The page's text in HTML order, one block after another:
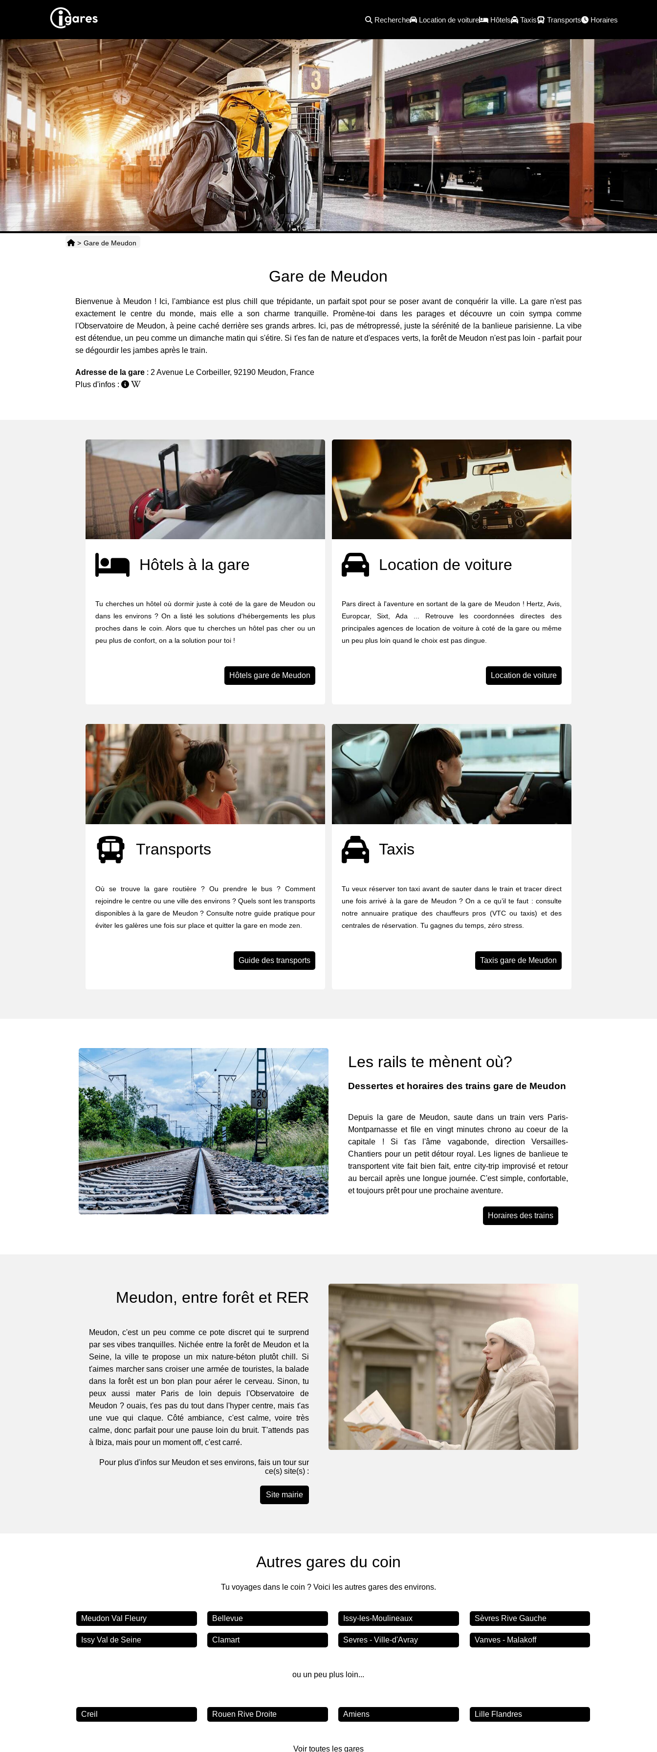
Recherche Location de voiture Hôtels Taxis Transports Horaires
> Gare de Meudon
Gare de Meudon
Bienvenue à Meudon ! Ici, l'ambiance est plus chill que trépidante, un parfait spot pour se poser avant de conquérir la ville. La gare n'est pas
exactement le centre du monde, mais elle a son charme tranquille. Promène-toi dans les parages et découvre un coin sympa comme
l'Observatoire de Meudon, à peine caché derrière ses grands arbres. Ici, pas de métropressé, juste la sérénité de la banlieue parisienne. La vibe
est détendue, un peu comme un dimanche matin qui s'étire. Si t'es fan de nature et d'espaces verts, la forêt de Meudon n'est pas loin - parfait pour
se dégourdir les jambes après le train.
Adresse de la gare : 2 Avenue Le Corbeiller, 92190 Meudon, France
Plus d'infos :
Hôtels à la gare
Tu cherches un hôtel où dormir juste à coté de la gare de Meudon ou
dans les environs ? On a listé les solutions d'hébergements les plus
proches dans le coin. Alors que tu cherches un hôtel pas cher ou un
peu plus de confort, on a la solution pour toi !
Hôtels gare de Meudon
Location de voiture
Pars direct à l'aventure en sortant de la gare de Meudon ! Hertz, Avis,
Europcar, Sixt, Ada ... Retrouve les coordonnées directes des
principales agences de location de voiture à coté de la gare ou même
un peu plus loin quand le choix est pas dingue.
Location de voiture
Transports
Où se trouve la gare routière ? Ou prendre le bus ? Comment
rejoindre le centre ou une ville des environs ? Quels sont les transports
disponibles à la gare de Meudon ? Consulte notre guide pratique pour
éviter les galères une fois sur place et quitter la gare en mode zen.
Guide des transports
Taxis
Tu veux réserver ton taxi avant de sauter dans le train et tracer direct
une fois arrivé à la gare de Meudon ? On a ce qu’il te faut : consulte
notre annuaire pratique des chauffeurs pros (VTC ou taxis) et des
centrales de réservation. Tu gagnes du temps, zéro stress.
Taxis gare de Meudon
Les rails te mènent où?
Dessertes et horaires des trains gare de Meudon
Depuis la gare de Meudon, saute dans un train vers Paris-
Montparnasse et file en vingt minutes chrono au coeur de la
capitale ! Si t'as l'âme vagabonde, direction Versailles-
Chantiers pour un petit détour royal. Les lignes de banlieue te
transportent vite fait bien fait, entre city-trip improvisé et retour
au bercail après une longue journée. C'est simple, confortable,
et toujours prêt pour une prochaine aventure.
Horaires des trains
Meudon, entre forêt et RER
Meudon, c'est un peu comme ce pote discret qui te surprend
par ses vibes tranquilles. Nichée entre la forêt de Meudon et la
Seine, la ville te propose un mix nature-béton plutôt chill. Si
t'aimes marcher sans croiser une armée de touristes, la balade
dans la forêt est un bon plan pour aérer le cerveau. Sinon, tu
peux aussi mater Paris de loin depuis l'Observatoire de
Meudon ? ouais, t'es pas du tout dans l'hyper centre, mais t'as
une vue qui claque. Côté ambiance, c'est calme, voire très
calme, donc parfait pour une pause loin du bruit. T'attends pas
à Ibiza, mais pour un moment off, c'est carré.
Pour plus d'infos sur Meudon et ses environs, fais un tour sur
ce(s) site(s) :
Site mairie
Autres gares du coin
Tu voyages dans le coin ? Voici les autres gares des environs.
Meudon Val Fleury Bellevue Issy-les-Moulineaux Sèvres Rive Gauche
Issy Val de Seine Clamart Sevres - Ville-d'Avray Vanves - Malakoff
ou un peu plus loin...
Creil Rouen Rive Droite Amiens Lille Flandres
Voir toutes les gares